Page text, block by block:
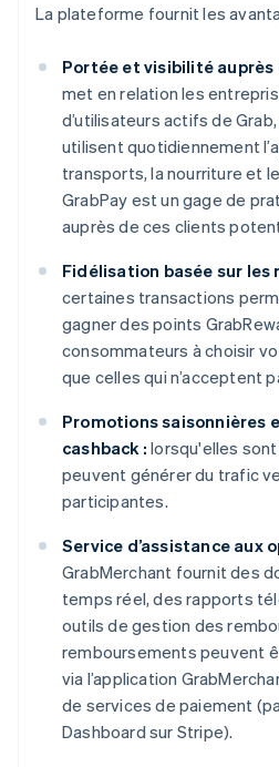
La plateforme fournit les
Portée et visibilité auprès
met en relation les
d’utilisateurs actifs de
utilisent quotidiennement
transports, la nourriture et
GrabPay est un gage de
auprès de ces clients
Fidélisation basée sur les
certaines transactions
gagner des points
consommateurs à choisir
que celles qui n’acceptent
Promotions saisonnières
cashback : lorsqu'elles
peuvent générer du trafic
participantes.
Service d’assistance aux
GrabMerchant fournit des
temps réel, des rapports
outils de gestion des
remboursements peuvent
via l’application
de services de paiement
Dashboard sur Stripe).